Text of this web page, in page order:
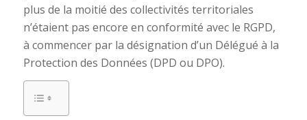
plus de la moitié des collectivités territoriales
n’étaient pas encore en conformité avec le RGPD,
à commencer par la désignation d’un Délégué à la
Protection des Données (DPD ou DPO).